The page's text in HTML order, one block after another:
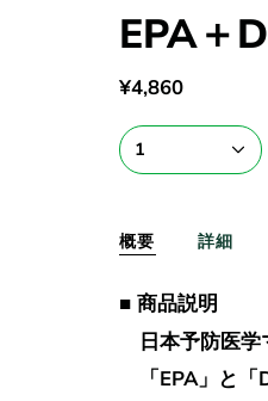
EPA＋
¥4,860
1
概要 詳細
■ 商品説明
日本予防医学
「EPA」と「